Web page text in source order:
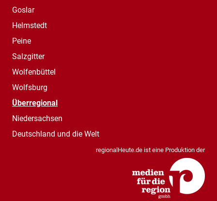
Goslar
Helmstedt
Peine
Salzgitter
Wolfenbüttel
Wolfsburg
Überregional
Niedersachsen
Deutschland und die Welt
regionalHeute.de ist eine Produktion der